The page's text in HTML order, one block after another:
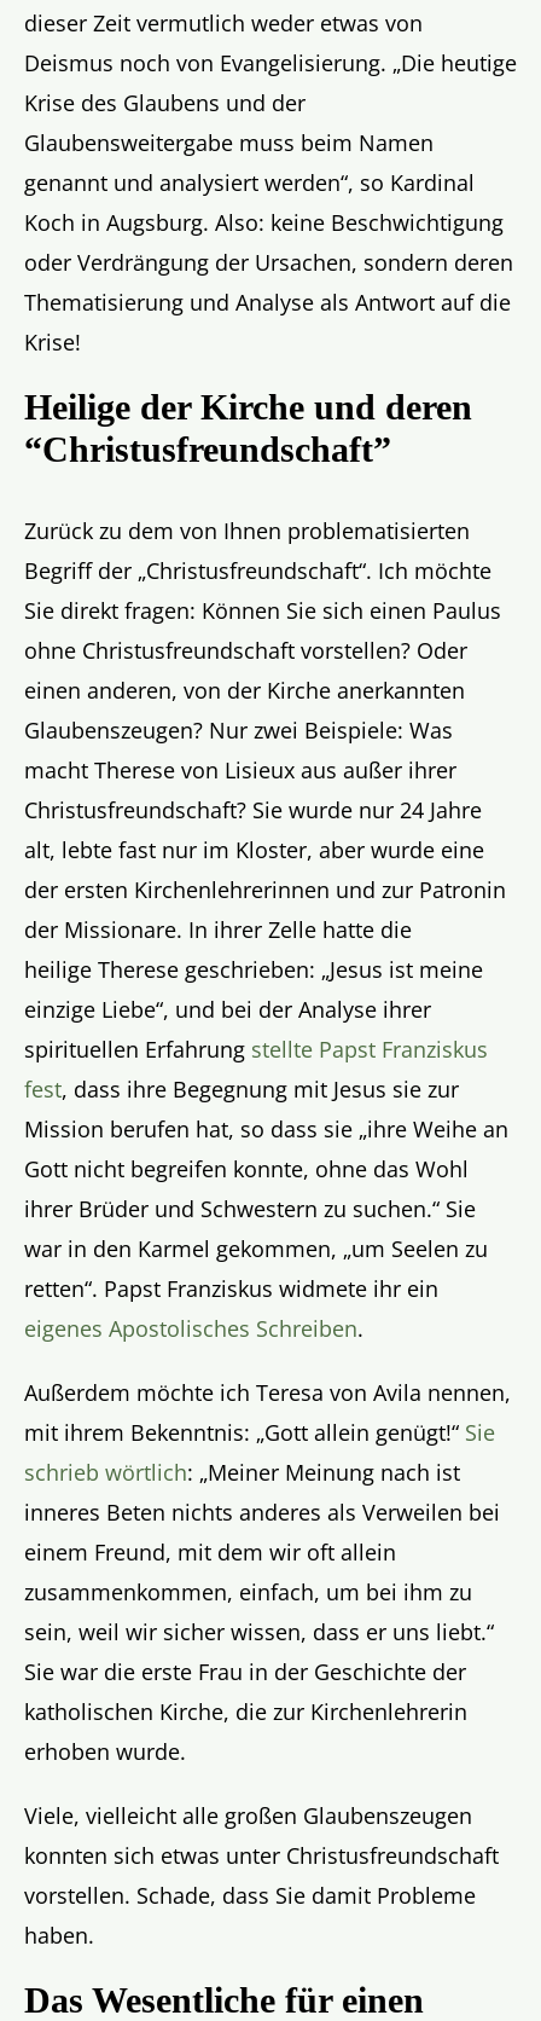
dieser Zeit vermutlich weder etwas von
Deismus noch von Evangelisierung. „Die heutige
Krise des Glaubens und der
Glaubensweitergabe muss beim Namen
genannt und analysiert werden“, so Kardinal
Koch in Augsburg. Also: keine Beschwichtigung
oder Verdrängung der Ursachen, sondern deren
Thematisierung und Analyse als Antwort auf die
Krise!
Heilige der Kirche und deren
“Christusfreundschaft”
Zurück zu dem von Ihnen problematisierten
Begriff der „Christusfreundschaft“. Ich möchte
Sie direkt fragen: Können Sie sich einen Paulus
ohne Christusfreundschaft vorstellen? Oder
einen anderen, von der Kirche anerkannten
Glaubenszeugen? Nur zwei Beispiele: Was
macht Therese von Lisieux aus außer ihrer
Christusfreundschaft? Sie wurde nur 24 Jahre
alt, lebte fast nur im Kloster, aber wurde eine
der ersten Kirchenlehrerinnen und zur Patronin
der Missionare. In ihrer Zelle hatte die
heilige Therese geschrieben: „Jesus ist meine
einzige Liebe“, und bei der Analyse ihrer
spirituellen Erfahrung stellte Papst Franziskus
fest, dass ihre Begegnung mit Jesus sie zur
Mission berufen hat, so dass sie „ihre Weihe an
Gott nicht begreifen konnte, ohne das Wohl
ihrer Brüder und Schwestern zu suchen.“ Sie
war in den Karmel gekommen, „um Seelen zu
retten“. Papst Franziskus widmete ihr ein
eigenes Apostolisches Schreiben.
Außerdem möchte ich Teresa von Avila nennen,
mit ihrem Bekenntnis: „Gott allein genügt!“ Sie
schrieb wörtlich: „Meiner Meinung nach ist
inneres Beten nichts anderes als Verweilen bei
einem Freund, mit dem wir oft allein
zusammenkommen, einfach, um bei ihm zu
sein, weil wir sicher wissen, dass er uns liebt.“
Sie war die erste Frau in der Geschichte der
katholischen Kirche, die zur Kirchenlehrerin
erhoben wurde.
Viele, vielleicht alle großen Glaubenszeugen
konnten sich etwas unter Christusfreundschaft
vorstellen. Schade, dass Sie damit Probleme
haben.
Das Wesentliche für einen